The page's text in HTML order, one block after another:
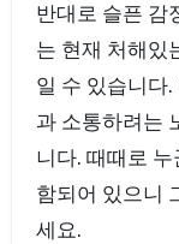
반대로 슬픈 감
는 현재 처해있
일 수 있습니다
과 소통하려는
니다. 때때로
함되어 있으니
세요.